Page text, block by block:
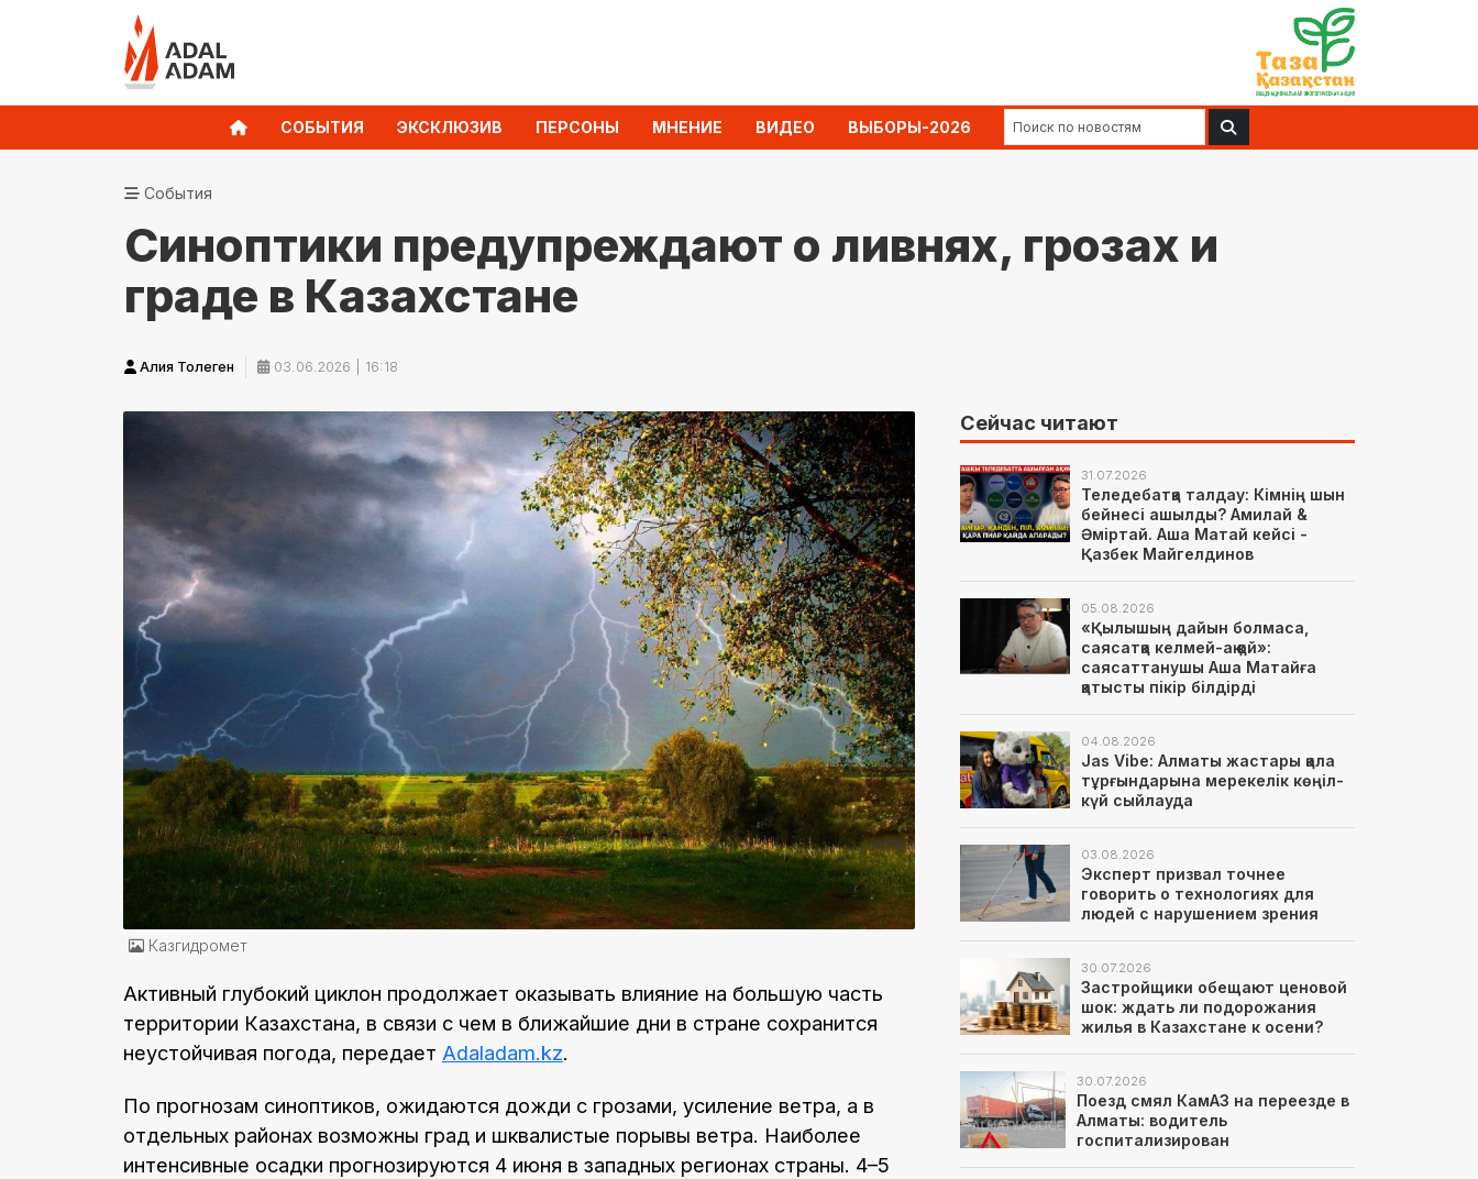
СОБЫТИЯ ЭКСКЛЮЗИВ ПЕРСОНЫ МНЕНИЕ ВИДЕО ВЫБОРЫ-2026
События
Синоптики предупреждают о ливнях, грозах и
граде в Казахстане
Алия Толеген 03.06.2026 | 16:18
Казгидромет
Активный глубокий циклон продолжает оказывать влияние на большую часть
территории Казахстана, в связи с чем в ближайшие дни в стране сохранится
неустойчивая погода, передает Adaladam.kz.
По прогнозам синоптиков, ожидаются дожди с грозами, усиление ветра, а в
отдельных районах возможны град и шквалистые порывы ветра. Наиболее
интенсивные осадки прогнозируются 4 июня в западных регионах страны. 4–5
Сейчас читают
31.07.2026
Теледебатқа талдау: Кімнің шын
бейнесі ашылды? Амилай &
Әміртай. Аша Матай кейсі -
Қазбек Майгелдинов
05.08.2026
«Қылышың дайын болмаса,
саясатқа келмей-ақ қой»:
саясаттанушы Аша Матайға
қатысты пікір білдірді
04.08.2026
Jas Vibe: Алматы жастары қала
тұрғындарына мерекелік көңіл-
күй сыйлауда
03.08.2026
Эксперт призвал точнее
говорить о технологиях для
людей с нарушением зрения
30.07.2026
Застройщики обещают ценовой
шок: ждать ли подорожания
жилья в Казахстане к осени?
30.07.2026
Поезд смял КамАЗ на переезде в
Алматы: водитель
госпитализирован